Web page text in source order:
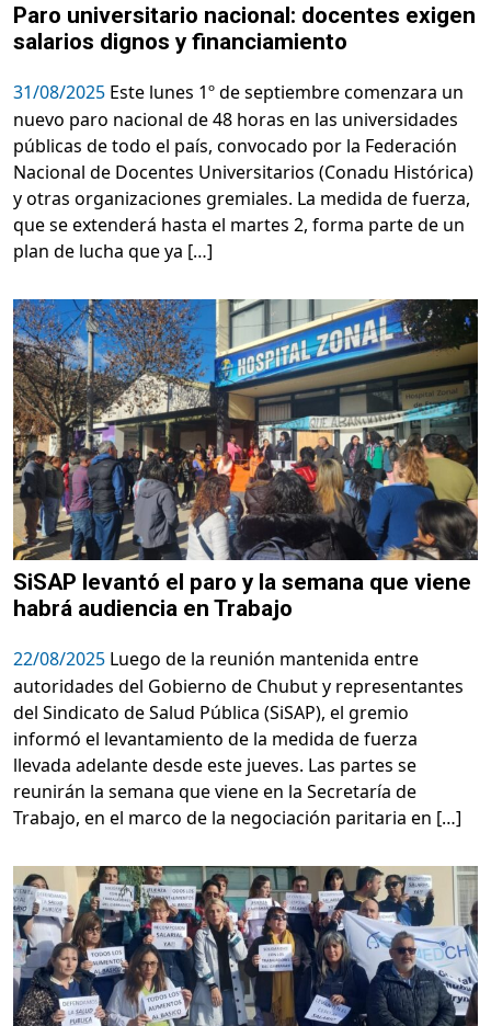
Paro universitario nacional: docentes exigen
salarios dignos y financiamiento
31/08/2025 Este lunes 1º de septiembre comenzara un
nuevo paro nacional de 48 horas en las universidades
públicas de todo el país, convocado por la Federación
Nacional de Docentes Universitarios (Conadu Histórica)
y otras organizaciones gremiales. La medida de fuerza,
que se extenderá hasta el martes 2, forma parte de un
plan de lucha que ya […]
SiSAP levantó el paro y la semana que viene
habrá audiencia en Trabajo
22/08/2025 Luego de la reunión mantenida entre
autoridades del Gobierno de Chubut y representantes
del Sindicato de Salud Pública (SiSAP), el gremio
informó el levantamiento de la medida de fuerza
llevada adelante desde este jueves. Las partes se
reunirán la semana que viene en la Secretaría de
Trabajo, en el marco de la negociación paritaria en […]